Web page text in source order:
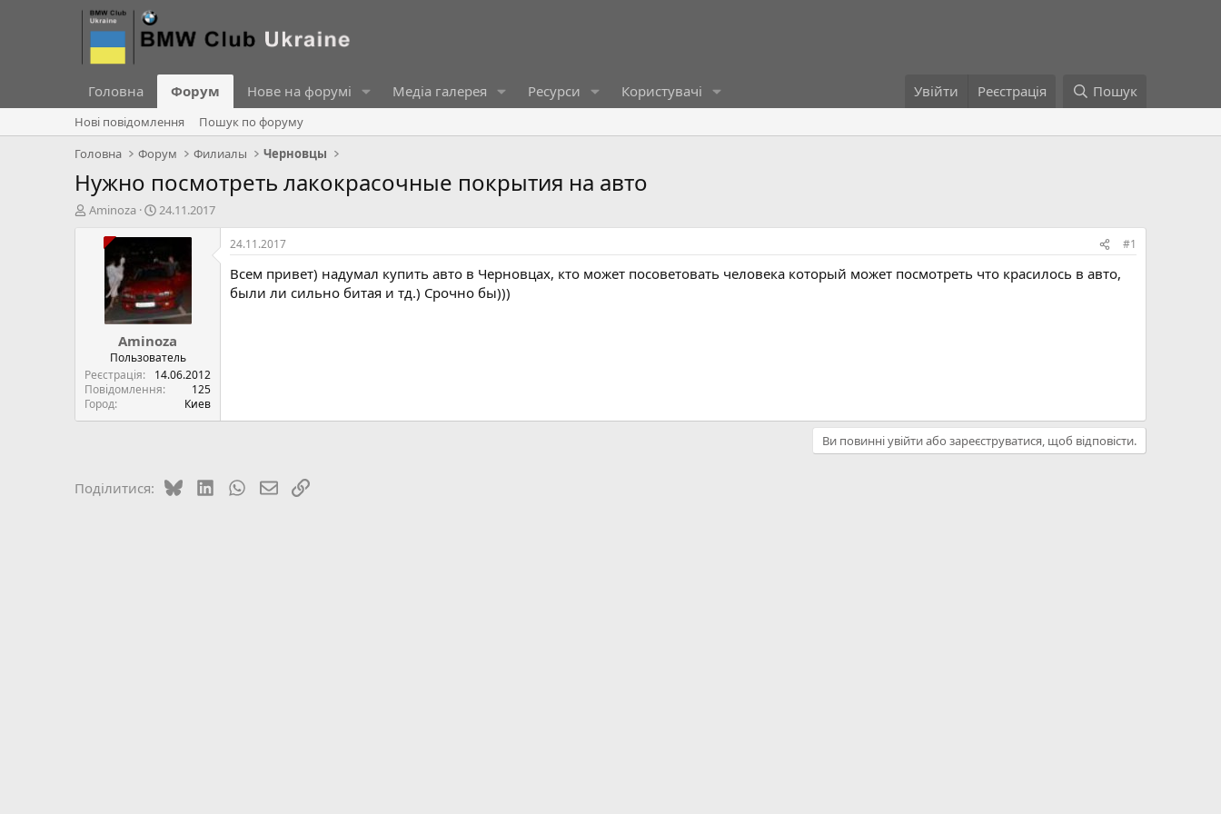
Головна Форум Нове на форумі Медіа галерея Ресурси Користувачі Увійти Реєстрація Пошук
Нові повідомлення
Пошук по форуму
Головна
Форум Филиалы Черновцы
Нужно посмотреть лакокрасочные покрытия на авто
А
Aminoza
Д
т
а
с
т
в
о
р
е
н
н
24.11.2017
Aminoza
Пользователь
Реєстрація
14.06.2012
Повідомлення
125
Город
Киев
24.11.2017 #1
Всем привет) надумал купить авто в Черновцах, кто может посоветовать человека который может посмотреть что красилось в авто,
были ли сильно битая и тд.) Срочно бы)))
Ви повинні увійти або зареєструватися, щоб відповісти.
Поділитися: BlueskyLinkedInWhatsApp
E-mailПосилання